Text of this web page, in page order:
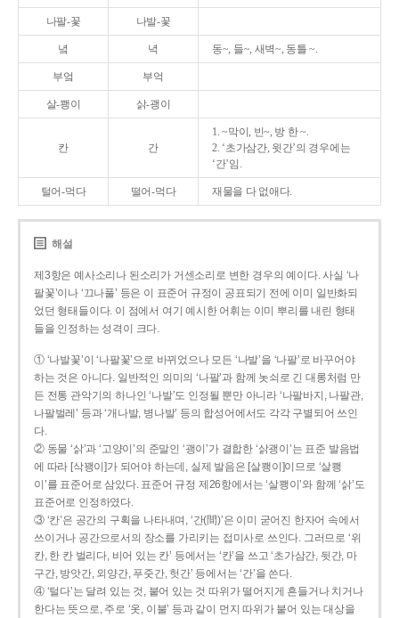
나팔-꽃 나발-꽃
녘 녁 동~, 들~, 새벽~, 동틀 ~.
부엌 부억
살-쾡이 삵-괭이
칸 간
1. ~막이, 빈~, 방 한 ~.
2. ‘초가삼간, 윗간’의 경우에는
‘간’임.
털어-먹다 떨어-먹다 재물을 다 없애다.
해설
제3항은 예사소리나 된소리가 거센소리로 변한 경우의 예이다. 사실 ‘나
팔꽃’이나 ‘끄나풀’ 등은 이 표준어 규정이 공표되기 전에 이미 일반화되
었던 형태들이다. 이 점에서 여기 예시한 어휘는 이미 뿌리를 내린 형태
들을 인정하는 성격이 크다.
① ‘나발꽃’이 ‘나팔꽃’으로 바뀌었으나 모든 ‘나발’을 ‘나팔’로 바꾸어야
하는 것은 아니다. 일반적인 의미의 ‘나팔’과 함께 놋쇠로 긴 대롱처럼 만
든 전통 관악기의 하나인 ‘나발’도 인정될 뿐만 아니라 ‘나팔바지, 나팔관,
나팔벌레’ 등과 ‘개나발, 병나발’ 등의 합성어에서도 각각 구별되어 쓰인
다.
② 동물 ‘삵’과 ‘고양이’의 준말인 ‘괭이’가 결합한 ‘삵괭이’는 표준 발음법
에 따라 [삭꽹이]가 되어야 하는데, 실제 발음은 [살쾡이]이므로 ‘살쾡
이’를 표준어로 삼았다. 표준어 규정 제26항에서는 ‘살쾡이’와 함께 ‘삵’도
표준어로 인정하였다.
③ ‘칸’은 공간의 구획을 나타내며, ‘간(間)’은 이미 굳어진 한자어 속에서
쓰이거나 공간으로서의 장소를 가리키는 접미사로 쓰인다. 그러므로 ‘위
칸, 한 칸 벌리다, 비어 있는 칸’ 등에서는 ‘칸’을 쓰고 ‘초가삼간, 뒷간, 마
구간, 방앗간, 외양간, 푸줏간, 헛간’ 등에서는 ‘간’을 쓴다.
④ ‘털다’는 달려 있는 것, 붙어 있는 것 따위가 떨어지게 흔들거나 치거나
한다는 뜻으로, 주로 ‘옷, 이불’ 등과 같이 먼지 따위가 붙어 있는 대상을